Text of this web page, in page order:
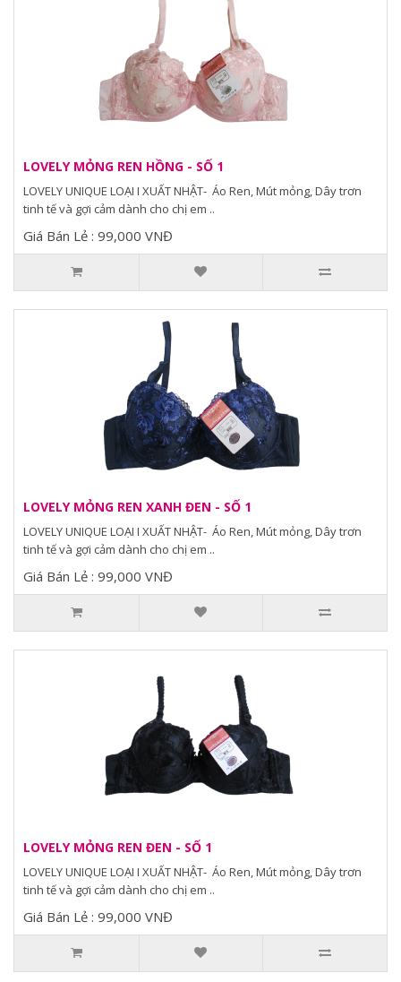
LOVELY MỎNG REN HỒNG - SỐ 1
LOVELY UNIQUE LOẠI I XUẤT NHẬT- Áo Ren, Mút mỏng, Dây trơn
tinh tế và gợi cảm dành cho chị em ..
Giá Bán Lẻ : 99,000 VNĐ
LOVELY MỎNG REN XANH ĐEN - SỐ 1
LOVELY UNIQUE LOẠI I XUẤT NHẬT- Áo Ren, Mút mỏng, Dây trơn
tinh tế và gợi cảm dành cho chị em ..
Giá Bán Lẻ : 99,000 VNĐ
LOVELY MỎNG REN ĐEN - SỐ 1
LOVELY UNIQUE LOẠI I XUẤT NHẬT- Áo Ren, Mút mỏng, Dây trơn
tinh tế và gợi cảm dành cho chị em ..
Giá Bán Lẻ : 99,000 VNĐ